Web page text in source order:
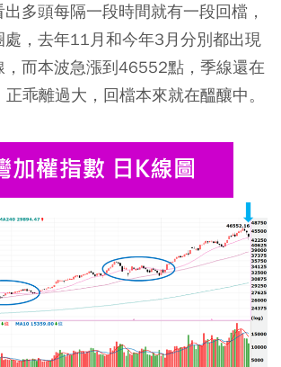
多頭每隔一段時間就有一段回檔，
處，去年11月和今年3月分別都出現
，而本波急漲到46552點，季線還在
乖離過大，回檔本來就在醞釀中。